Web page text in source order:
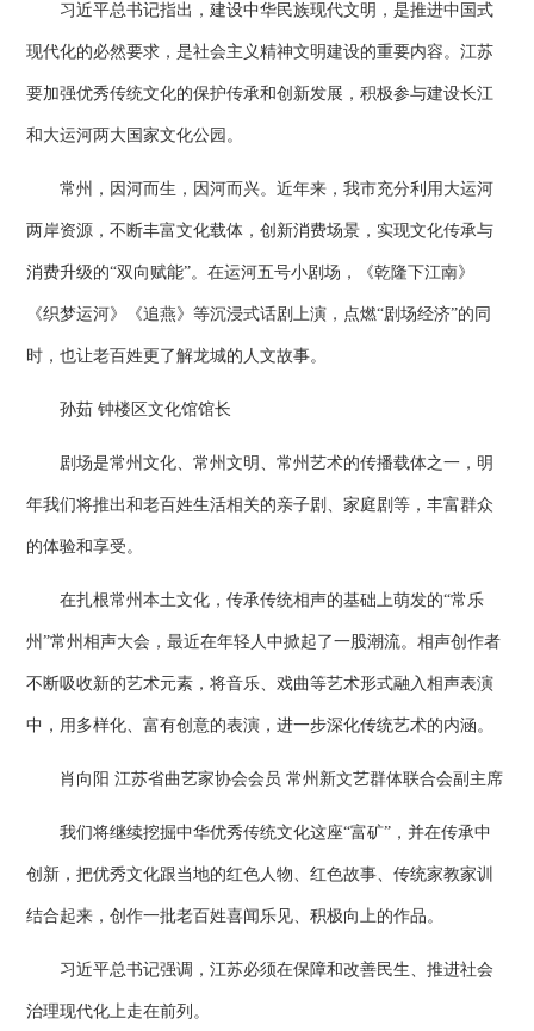
习近平总书记指出，建设中华民族现代文明，是推进中国式
现代化的必然要求，是社会主义精神文明建设的重要内容。江苏
要加强优秀传统文化的保护传承和创新发展，积极参与建设长江
和大运河两大国家文化公园。
常州，因河而生，因河而兴。近年来，我市充分利用大运河
两岸资源，不断丰富文化载体，创新消费场景，实现文化传承与
消费升级的“双向赋能”。在运河五号小剧场，《乾隆下江南》
《织梦运河》《追燕》等沉浸式话剧上演，点燃“剧场经济”的同
时，也让老百姓更了解龙城的人文故事。
孙茹 钟楼区文化馆馆长
剧场是常州文化、常州文明、常州艺术的传播载体之一，明
年我们将推出和老百姓生活相关的亲子剧、家庭剧等，丰富群众
的体验和享受。
在扎根常州本土文化，传承传统相声的基础上萌发的“常乐
州”常州相声大会，最近在年轻人中掀起了一股潮流。相声创作者
不断吸收新的艺术元素，将音乐、戏曲等艺术形式融入相声表演
中，用多样化、富有创意的表演，进一步深化传统艺术的内涵。
肖向阳 江苏省曲艺家协会会员 常州新文艺群体联合会副主席
我们将继续挖掘中华优秀传统文化这座“富矿”，并在传承中
创新，把优秀文化跟当地的红色人物、红色故事、传统家教家训
结合起来，创作一批老百姓喜闻乐见、积极向上的作品。
习近平总书记强调，江苏必须在保障和改善民生、推进社会
治理现代化上走在前列。